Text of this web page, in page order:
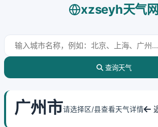
xzseyh天气网
查询天气
广州市请选择区/县查看天气详情